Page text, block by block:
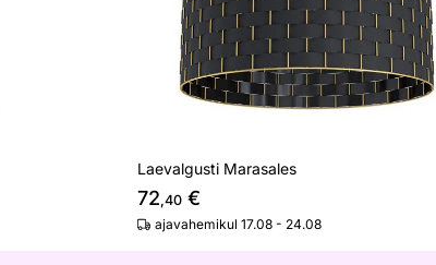
Laevalgusti Marasales
72,40€
ajavahemikul 17.08 - 24.08